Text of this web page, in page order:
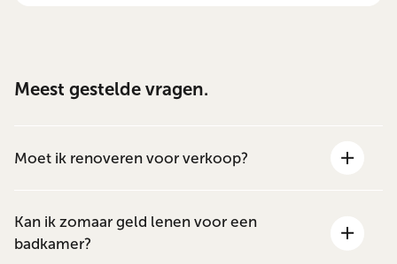
Meest gestelde vragen.
Moet ik renoveren voor verkoop?
Kan ik zomaar geld lenen voor een
badkamer?